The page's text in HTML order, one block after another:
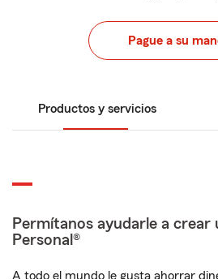
Pague a su
Productos y servicios
Permítanos ayudarle a crear
Personal®
A todo el mundo le gusta ahorrar